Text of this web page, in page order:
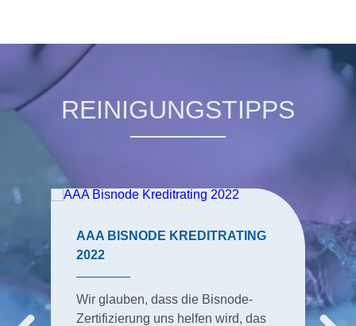
REINIGUNGSTIPPS
AAA BISNODE KREDITRATING
2022
Wir glauben, dass die Bisnode-
Zertifizierung uns helfen wird, das